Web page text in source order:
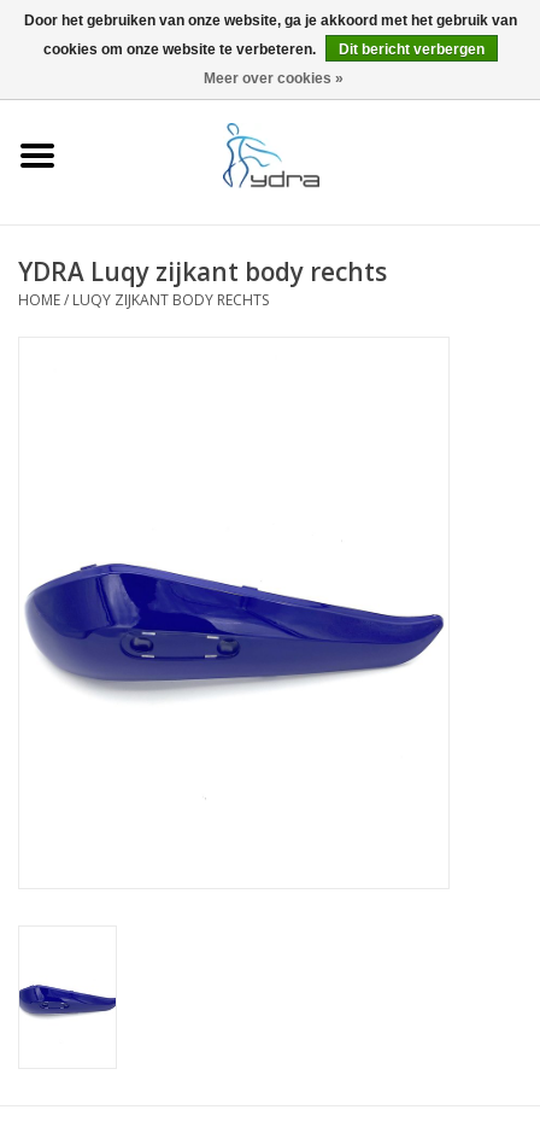
0 Artikelen - €0,00
YDRA Luqy zijkant body rechts
HOME/ LUQY ZIJKANT BODY RECHTS
Door het gebruiken van onze website, ga je akkoord met het gebruik van
cookies om onze website te verbeteren.
Dit bericht verbergen
Meer over cookies »